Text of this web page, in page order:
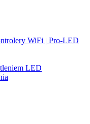
WiFi | Pro-LED
LED